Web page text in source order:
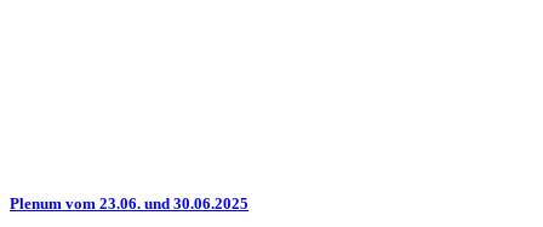
Plenum vom 23.06. und 30.06.2025